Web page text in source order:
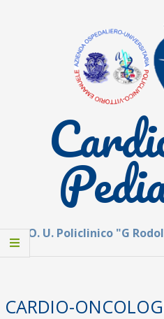
A. O. U. Policlinico "G
Menu
CARDIO-